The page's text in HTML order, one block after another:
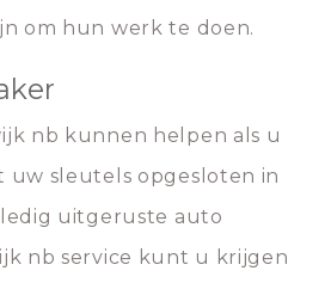
om hun werk te doen.
nb kunnen helpen als u
uw sleutels opgesloten in
uitgeruste auto
nb service kunt u krijgen